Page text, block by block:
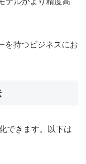
を持つビジネスにお
できます。以下は